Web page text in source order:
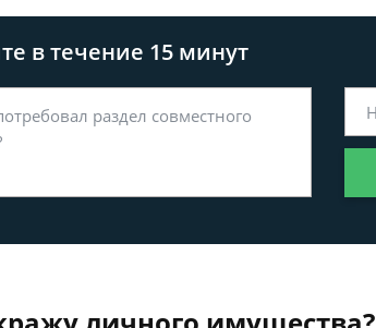
в течение 15 минут